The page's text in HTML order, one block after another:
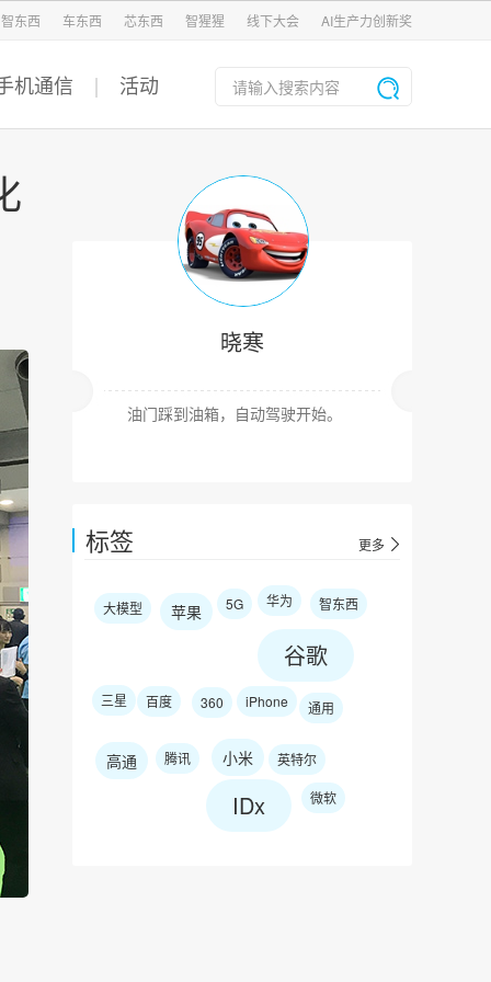
智东西 车东西 芯东西 智猩猩 线下大会 AI生产力创新奖
机通信 活动
晓寒
油门踩到油箱，自动驾驶开始。
标签 更多
大模型 苹果 5G 华为 智东西
谷歌
三星 百度 360 iPhone 通用
高通 腾讯 小米 英特尔
IDx 微软